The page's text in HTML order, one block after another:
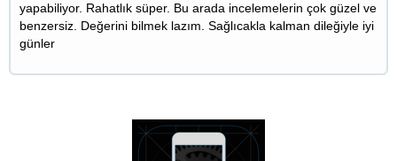
yapabiliyor. Rahatlık süper. Bu arada incelemelerin çok güzel ve
benzersiz. Değerini bilmek lazım. Sağlıcakla kalman dileğiyle iyi
günler